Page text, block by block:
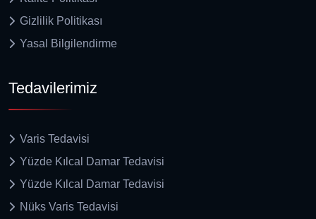
Gizlilik Politikası
Yasal Bilgilendirme
Tedavilerimiz
Varis Tedavisi
Yüzde Kılcal Damar Tedavisi
Yüzde Kılcal Damar Tedavisi
Nüks Varis Tedavisi